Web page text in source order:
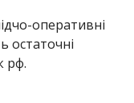
оперативні
остаточні
рф.